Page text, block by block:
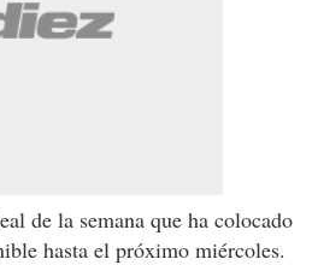
de la semana que ha colocado
hasta el próximo miércoles.